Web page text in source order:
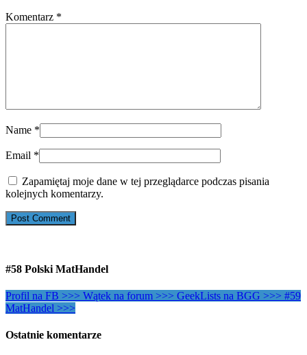
Komentarz *
Name *
Email *
Zapamiętaj moje dane w tej przeglądarce podczas pisania
kolejnych komentarzy.
#58 Polski MatHandel
Profil na FB >>> Wątek na forum >>> GeekLists na BGG >>> #59
MatHandel >>>
Ostatnie komentarze